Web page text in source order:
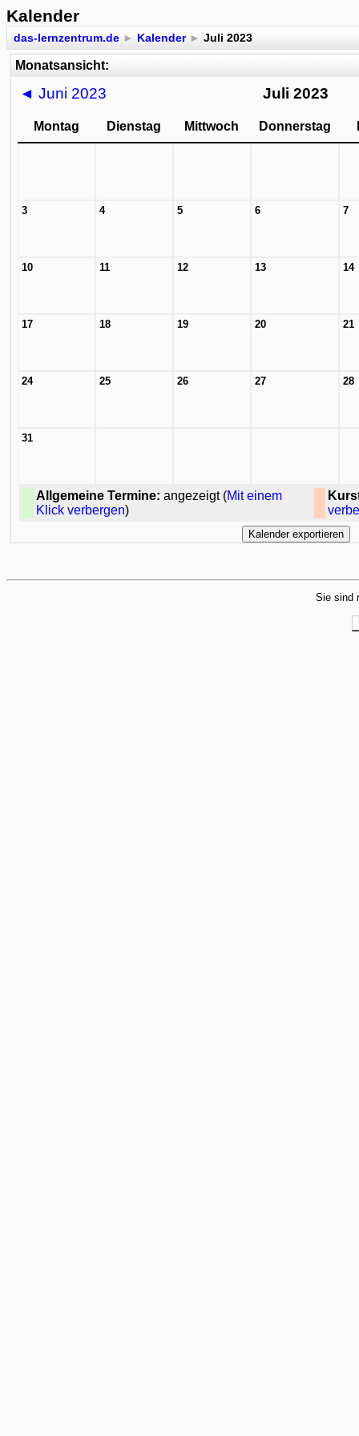
Kalender
das-lernzentrum.de ► Kalender ► Juli 2023
Monatsansicht:
◄ Juni 2023 Juli 2023
Montag Dienstag Mittwoch Donnerstag
3 4 5 6 7
10 11 12 13 14
17 18 19 20 21
24 25 26 27 28
31
Allgemeine Termine: angezeigt (Mit einem
Klick verbergen)
Sie sind